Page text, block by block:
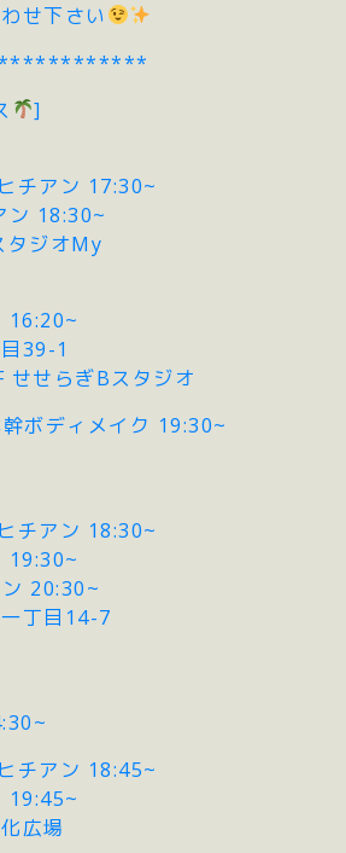
せ下さい
]
チアン 17:30~
ン 18:30~
タジオMy
16:20~
39-1
せせらぎBスタジオ
ボディメイク 19:30~
チアン 18:30~
19:30~
20:30~
丁目14-7
チアン 18:45~
19:45~
広場